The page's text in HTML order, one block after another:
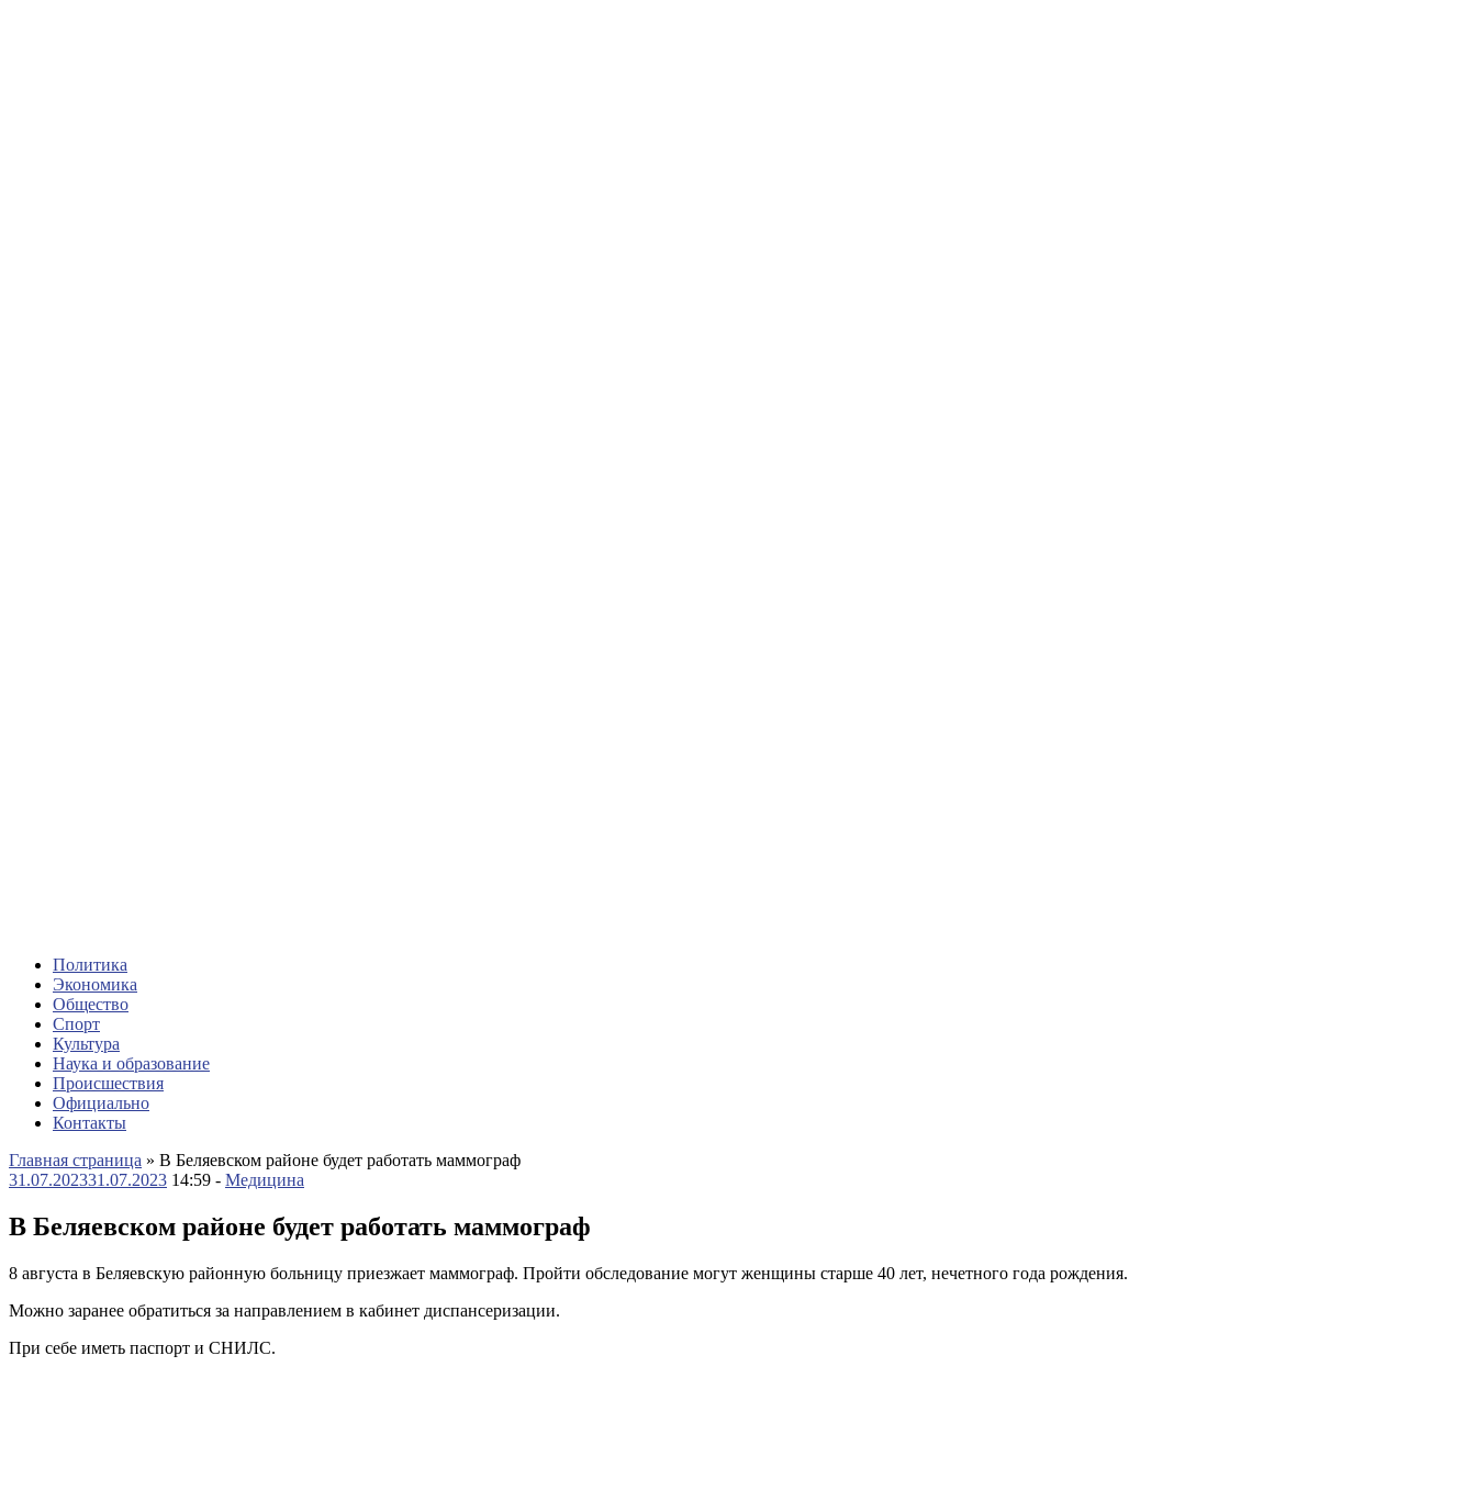
Политика
Экономика
Общество
Спорт
Культура
Наука и образование
Происшествия
Официально
Контакты
Главная страница » В Беляевском районе будет работать маммограф
31.07.202331.07.2023 14:59 - Медицина
В Беляевском районе будет работать маммограф
8 августа в Беляевскую районную больницу приезжает маммограф. Пройти обследование могут женщины старше 40 лет, нечетного года рождения.
Можно заранее обратиться за направлением в кабинет диспансеризации.
При себе иметь паспорт и СНИЛС.